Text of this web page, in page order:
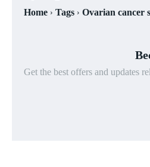
Home Tags Ovarian cancer
Get the best offers and updates